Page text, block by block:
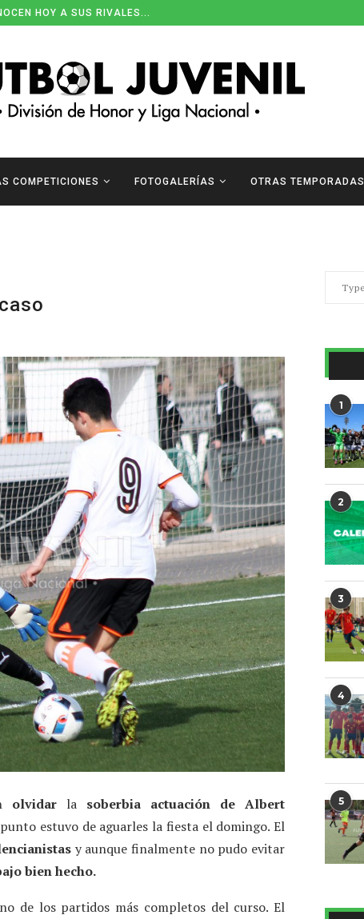
HOY A SUS RIVALES...
COMPETICIONES FOTOGALERÍAS OTRAS TEMPORADAS
olvidar la soberbia actuación de Albert
estuvo de aguarles la fiesta el domingo. El
y aunque finalmente no pudo evitar
bien hecho.
de los partidos más completos del curso. El
1
2
3
4
5